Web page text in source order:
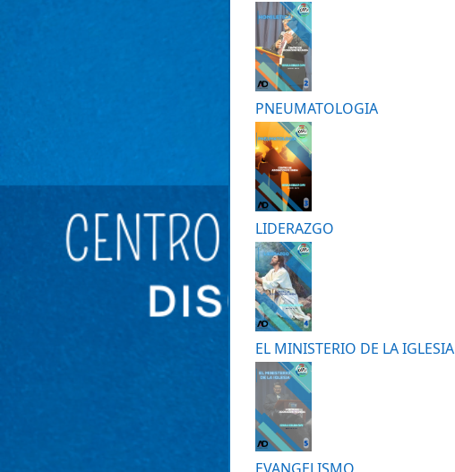
PNEUMATOLOGIA
LIDERAZGO
EL MINISTERIO DE LA IGLESIA